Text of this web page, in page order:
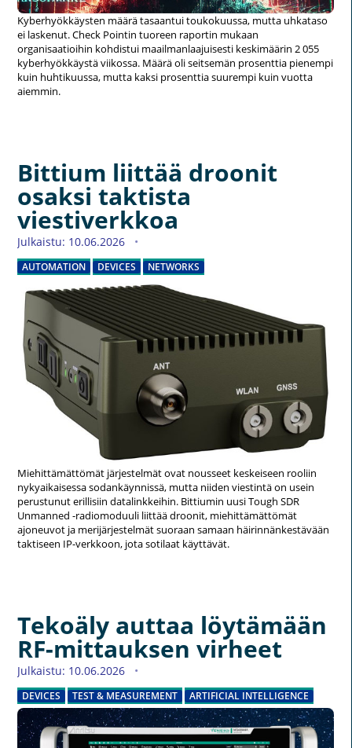
Kyberhyökkäysten määrä tasaantui toukokuussa, mutta uhkataso
ei laskenut. Check Pointin tuoreen raportin mukaan
organisaatioihin kohdistui maailmanlaajuisesti keskimäärin 2 055
kyberhyökkäystä viikossa. Määrä oli seitsemän prosenttia pienempi
kuin huhtikuussa, mutta kaksi prosenttia suurempi kuin vuotta
aiemmin.
Bittium liittää droonit
osaksi taktista
viestiverkkoa
Julkaistu: 10.06.2026
AUTOMATION DEVICES NETWORKS
Miehittämättömät järjestelmät ovat nousseet keskeiseen rooliin
nykyaikaisessa sodankäynnissä, mutta niiden viestintä on usein
perustunut erillisiin datalinkkeihin. Bittiumin uusi Tough SDR
Unmanned -radiomoduuli liittää droonit, miehittämättömät
ajoneuvot ja merijärjestelmät suoraan samaan häirinnänkestävään
taktiseen IP-verkkoon, jota sotilaat käyttävät.
Tekoäly auttaa löytämään
RF-mittauksen virheet
Julkaistu: 10.06.2026
DEVICES TEST & MEASUREMENT ARTIFICIAL INTELLIGENCE